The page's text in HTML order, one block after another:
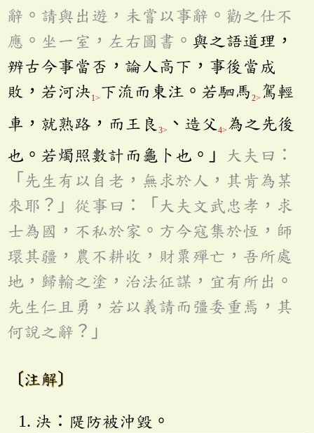
辭。請與出遊，未嘗以事辭。勸之仕不
應。坐一室，左右圖書。 與之語道理，
辨古今事當否，論人高下，事後當成
敗，若河決1> 下流而東注。若駟馬 2> 駕輕
車，就熟路，而王良 3> 、造父 4> 為之先後
也。若燭照數計而龜卜也。」
大夫曰：
「先生有以自老，無求於人，其肯為某
來耶？」從事曰：「大夫文武忠孝，求
士為國，不私於家。方今寇集於恆，師
環其疆，農不耕收，財粟殫亡，吾所處
地，歸輸之塗，治法征謀，宜有所出。
先生仁且勇，若以義請而彊委重焉，其
何說之辭？」
〔注解〕
決：隄防被沖毀。